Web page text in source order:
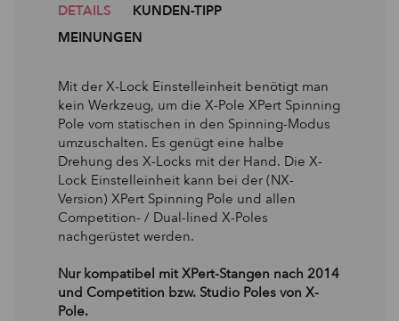
DETAILS
KUNDEN-TIPP
MEINUNGEN
Mit der X-Lock Einstelleinheit benötigt man
kein Werkzeug, um die X-Pole XPert Spinning
Pole vom statischen in den Spinning-Modus
umzuschalten. Es genügt eine halbe
Drehung des X-Locks mit der Hand. Die X-
Lock Einstelleinheit kann bei der (NX-
Version) XPert Spinning Pole und allen
Competition- / Dual-lined X-Poles
nachgerüstet werden.
Nur kompatibel mit XPert-Stangen nach 2014
und Competition bzw. Studio Poles von X-
Pole.